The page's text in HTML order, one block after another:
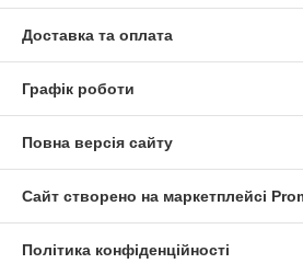
Доставка та оплата
Графік роботи
Повна версія сайту
Сайт створено на маркетплейсі
Політика конфіденційності